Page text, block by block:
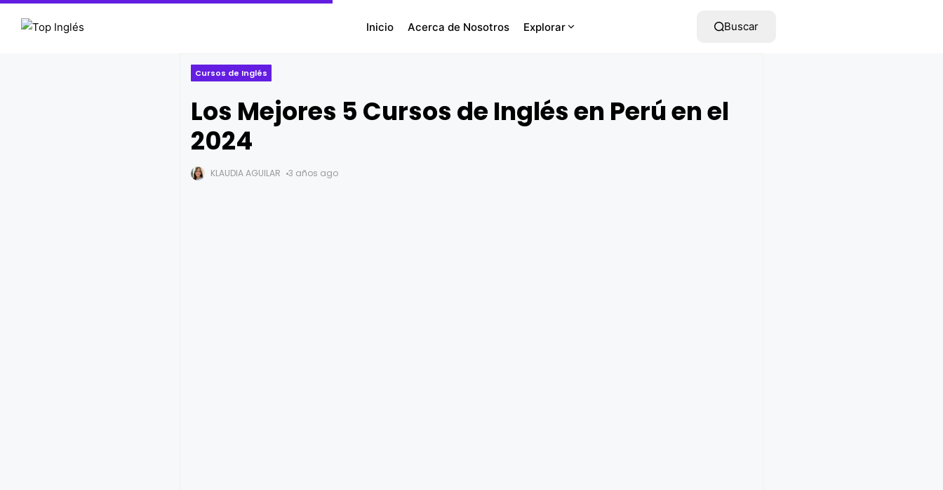
Inicio Acerca de Nosotros Explorar Buscar
Cursos de Inglés
Los Mejores 5 Cursos de Inglés en Perú en el
2024
KLAUDIA AGUILAR 3 años ago